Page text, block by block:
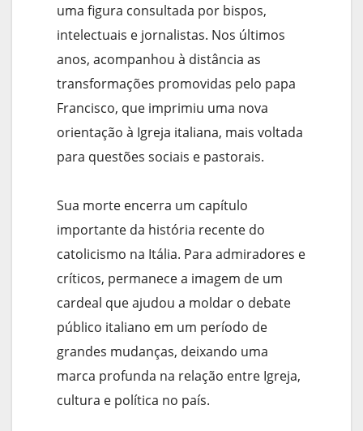
uma figura consultada por bispos,
intelectuais e jornalistas. Nos últimos
anos, acompanhou à distância as
transformações promovidas pelo papa
Francisco, que imprimiu uma nova
orientação à Igreja italiana, mais voltada
para questões sociais e pastorais.
Sua morte encerra um capítulo
importante da história recente do
catolicismo na Itália. Para admiradores e
críticos, permanece a imagem de um
cardeal que ajudou a moldar o debate
público italiano em um período de
grandes mudanças, deixando uma
marca profunda na relação entre Igreja,
cultura e política no país.